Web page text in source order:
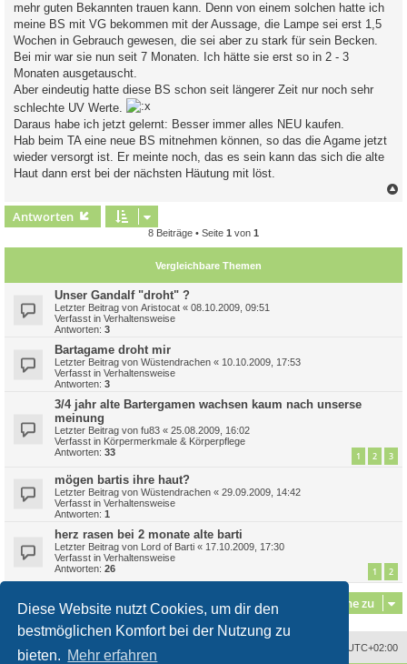
Diese Website nutzt Cookies, um dir den
bestmöglichen Komfort bei der Nutzung zu
bieten. Mehr erfahren
mehr guten Bekannten trauen kann. Denn von einem solchen hatte ich
meine BS mit VG bekommen mit der Aussage, die Lampe sei erst 1,5
Wochen in Gebrauch gewesen, die sei aber zu stark für sein Becken.
Bei mir war sie nun seit 7 Monaten. Ich hätte sie erst so in 2 - 3
Monaten ausgetauscht.
Aber eindeutig hatte diese BS schon seit längerer Zeit nur noch sehr
schlechte UV Werte.
Daraus habe ich jetzt gelernt: Besser immer alles NEU kaufen.
Hab beim TA eine neue BS mitnehmen können, so das die Agame jetzt
wieder versorgt ist. Er meinte noch, das es sein kann das sich die alte
Haut dann erst bei der nächsten Häutung mit löst.
Antworten
8 Beiträge • Seite 1 von 1
Vergleichbare Themen
Unser Gandalf "droht" ?
Letzter Beitrag von Aristocat « 08.10.2009, 09:51
Verfasst in Verhaltensweise
Antworten: 3
Bartagame droht mir
Letzter Beitrag von Wüstendrachen « 10.10.2009, 17:53
Verfasst in Verhaltensweise
Antworten: 3
3/4 jahr alte Bartergamen wachsen kaum nach unserse
meinung
Letzter Beitrag von fu83 « 25.08.2009, 16:02
Verfasst in Körpermerkmale & Körperpflege
Antworten: 33 1 2 3
mögen bartis ihre haut?
Letzter Beitrag von Wüstendrachen « 29.09.2009, 14:42
Verfasst in Verhaltensweise
Antworten: 1
herz rasen bei 2 monate alte barti
Letzter Beitrag von Lord of Barti « 17.10.2009, 17:30
Verfasst in Verhaltensweise
Antworten: 26 1 2
Gehe zu
UTC+02:00